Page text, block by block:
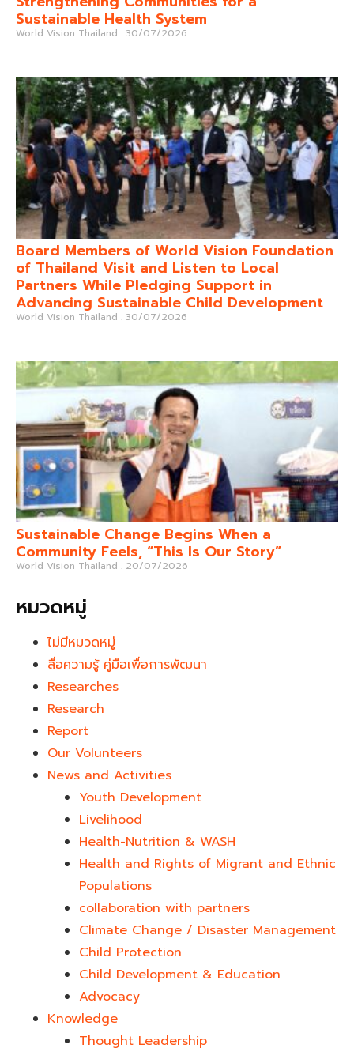
Sustainable Health System
World Vision Thailand 30/07/2026
Board Members of World Vision Foundation
of Thailand Visit and Listen to Local
Partners While Pledging Support in
Advancing Sustainable Child Development
World Vision Thailand 30/07/2026
Sustainable Change Begins When a
Community Feels, “This Is Our Story”
World Vision Thailand 20/07/2026
หมวดหมู่
ไม่มีหมวดหมู่
สื่อความรู้ คู่มือเพื่อการพัฒนา
Researches
Research
Report
Our Volunteers
News and Activities
Youth Development​
Livelihood
Health-Nutrition & WASH
Health and Rights of Migrant and Ethnic
Populations
collaboration with partners
Climate Change / Disaster Management
Child Protection
Child Development & Education
Advocacy
Knowledge
Thought Leadership